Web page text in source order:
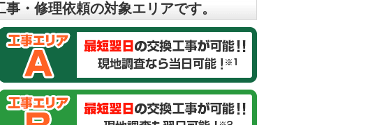
・修理依頼の対象エリアです。